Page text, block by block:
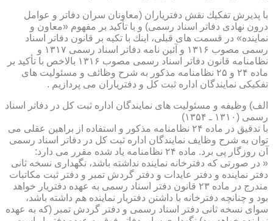
با پذیرش تفكیك نقش دفتریاران (معاونان سران دفاتر و عوامل
درون نهادی دفاتر اسناد رسمی) و با تأكید بر مفهوم «معاون و
نماینده» در قسمت های قبلی، اینك با تكیه بر قانون دفاتر اسناد
رسمی مصوب ۱۳۱۶ و آئین نامه دفاتر اسناد رسمی ۱۳۱۷ و
نظامنامه قانون دفاتر اسناد رسمی مصوب ۱۳۱۶ بالاخص با تأكید بر
ماده ۲۴ و ۲۵ نظامنامه مذكور به شرح وظائف و مسئولیت های
تفكیكی نمایندگان اداره ثبت كل و دفتریاران می پردازیم .
الف) وظیفه و مسئولیت های نمایندگان اداره ثبت كل در دفاتر اسناد
رسمی (۱۳۱۰ ـ ۱۳۵۴)
با تدقیق در ماده ۲۴ نظامنامه مذكور و استفاده از براهین عقلی می
توان به شرح وظایف نمایندگان اداره ثبت كل در دفاتر اسناد رسمی
آن روزگار پی برد. ماده ۲۴ نظامنامه یاد شده مقرر می دارد:
« در صورتی كه دفترخانه نماینده نداشته باشد، نگهداری نسخه ثانی
دفتر نماینده و دفتر عایدات و دفتر گردش تمبر و دفتر ثبت مكاتبات
مندرج در ماده ۲۳ قانون دفتر اسناد رسمی به عهده دفتریار خواهد
بود و چنانچه دفترخانه با داشتن دفتریار نماینده هم داشته باشد،
سوای نسخه ثانی دفتر اسناد رسمی و دفتر گردش تمبر (كه به عهده